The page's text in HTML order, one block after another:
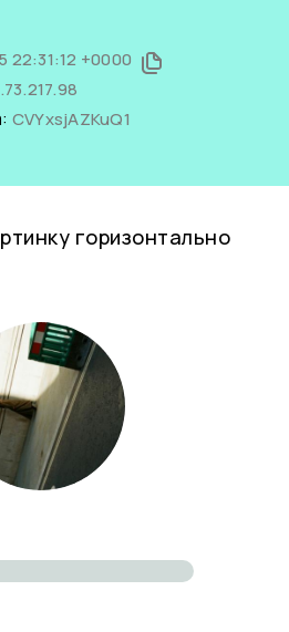
22:31:12 +0000
CVYxsjAZKuQ1
горизонтально